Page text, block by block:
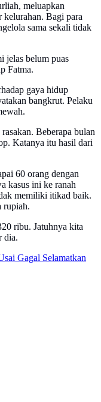
meluapkan
kelurahan. Bagi para
sama sekali tidak
jelas belum puas
Fatma.
gaya hidup
bangkrut. Pelaku
Beberapa bulan
Katanya itu hasil dari
60 orang dengan
kasus ini ke ranah
memiliki itikad baik.
rupiah.
ribu. Jatuhnya kita
dia.
Gagal Selamatkan